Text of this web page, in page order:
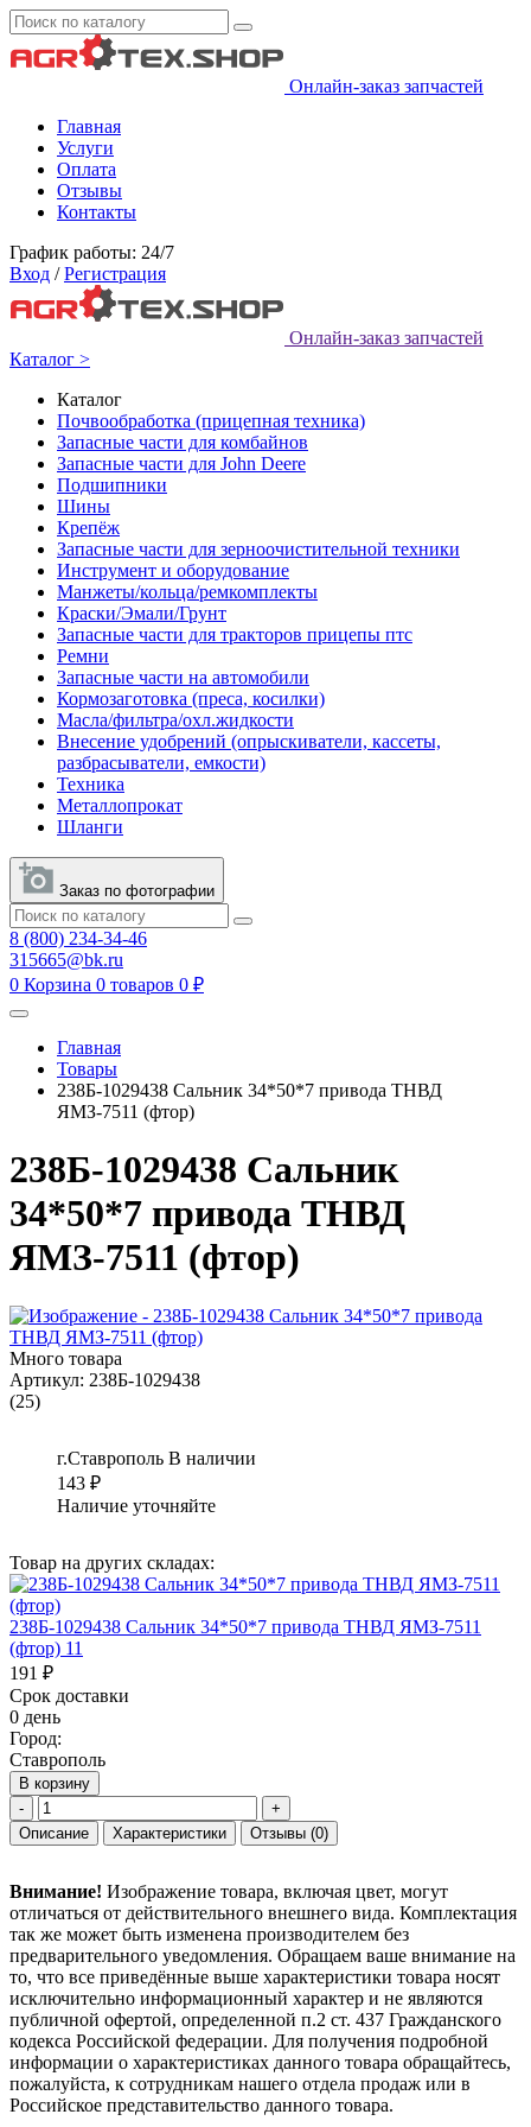
Онлайн-заказ запчастей
Главная
Услуги
Оплата
Отзывы
Контакты
График работы: 24/7
Вход / Регистрация
Онлайн-заказ запчастей
Каталог >
Каталог
Почвообработка (прицепная техника)
Запасные части для комбайнов
Запасные части для John Deere
Подшипники
Шины
Крепёж
Запасные части для зерноочистительной техники
Инструмент и оборудование
Манжеты/кольца/ремкомплекты
Краски/Эмали/Грунт
Запасные части для тракторов прицепы птс
Ремни
Запасные части на автомобили
Кормозаготовка (преса, косилки)
Масла/фильтра/охл.жидкости
Внесение удобрений (опрыскиватели, кассеты,
разбрасыватели, емкости)
Техника
Металлопрокат
Шланги
Заказ по фотографии
8 (800) 234-34-46
315665@bk.ru
0 Корзина 0 товаров 0 ₽
Главная
Товары
238Б-1029438 Сальник 34*50*7 привода ТНВД
ЯМЗ-7511 (фтор)
238Б-1029438 Сальник
34*50*7 привода ТНВД
ЯМЗ-7511 (фтор)
Много товара
Артикул: 238Б-1029438
(25)
г.Ставрополь В наличии
143 ₽
Наличие уточняйте
Товар на других складах:
238Б-1029438 Сальник 34*50*7 привода ТНВД ЯМЗ-7511
(фтор) 11
191 ₽
Срок доставки
0 день
Город:
Ставрополь
В корзину
-
+
Описание
Характеристики Отзывы (0)
Внимание! Изображение товара, включая цвет, могут
отличаться от действительного внешнего вида. Комплектация
так же может быть изменена производителем без
предварительного уведомления. Обращаем ваше внимание на
то, что все приведённые выше характеристики товара носят
исключительно информационный характер и не являются
публичной офертой, определенной п.2 ст. 437 Гражданского
кодекса Российской федерации. Для получения подробной
информации о характеристиках данного товара обращайтесь,
пожалуйста, к сотрудникам нашего отдела продаж или в
Российское представительство данного товара.